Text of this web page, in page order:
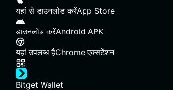
यहां से डाउनलोड करेंApp Store
डाउनलोड करेंAndroid APK
यहां उपलब्ध हैChrome एक्सटेंशन
Bitget Wallet